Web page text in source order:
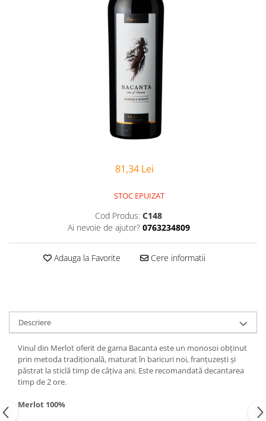
81,34 Lei
STOC EPUIZAT
Cod Produs: C148
Ai nevoie de ajutor? 0763234809
Adauga la Favorite Cere informatii
Descriere
Vinul din Merlot oferit de gama Bacanta este un monosoi obținut
prin metoda tradițională, maturat în baricuri noi, franțuzești și
păstrat la sticlă timp de câțiva ani. Este recomandată decantarea
timp de 2 ore.
Merlot 100%